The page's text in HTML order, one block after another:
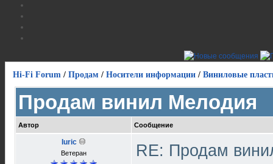
Hi-Fi Forum / Продам / Носители информации / Виниловые
Продам винил Мелодия
Автор Сообщение
Iuric
Ветеран RE: Продам